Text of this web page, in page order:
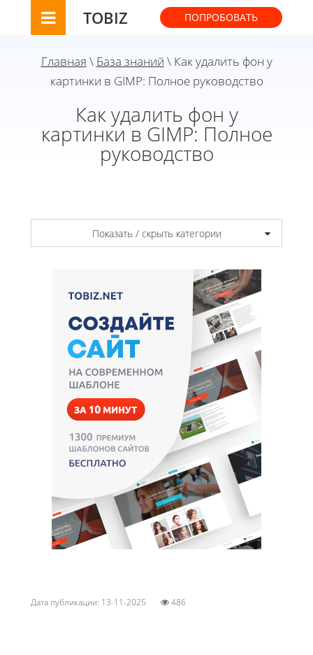
TOBIZ ПОПРОБОВАТЬ
Главная \ База знаний \ Как удалить фон у
картинки в GIMP: Полное руководство
Как удалить фон у
картинки в GIMP: Полное
руководство
Показать / скрыть категории
Дата публикации: 13-11-2025 486